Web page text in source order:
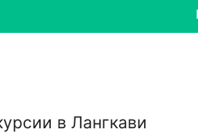
в Лангкави